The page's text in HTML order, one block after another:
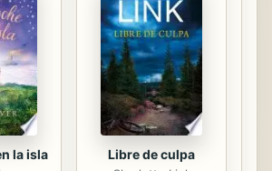
la isla Libre de culpa